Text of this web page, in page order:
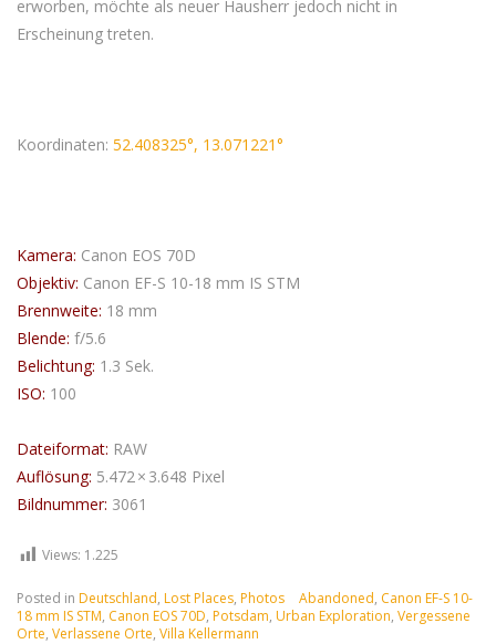
erworben, möchte als neuer Hausherr jedoch nicht in
Erscheinung treten.
Koordinaten: 52.408325°, 13.071221°
Kamera: Canon EOS 70D
Objektiv: Canon EF-S 10-18 mm IS STM
Brennweite: 18 mm
Blende: f/5.6
Belichtung: 1.3 Sek.
ISO: 100
Dateiformat: RAW
Auflösung: 5.472 × 3.648 Pixel
Bildnummer: 3061
Views: 1.225
Posted in Deutschland, Lost Places, Photos Abandoned, Canon EF-S 10-
18 mm IS STM, Canon EOS 70D, Potsdam, Urban Exploration, Vergessene
Orte, Verlassene Orte, Villa Kellermann